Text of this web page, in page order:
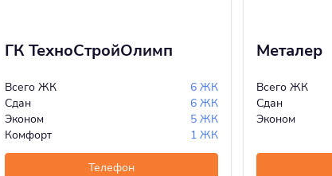
ГК ТехноСтройОлимп
Всего ЖК
6 ЖК
Сдан
6 ЖК
Эконом
5 ЖК
Комфорт
1 ЖК
Телефон
Металер
Всего ЖК
Сдан
Эконом